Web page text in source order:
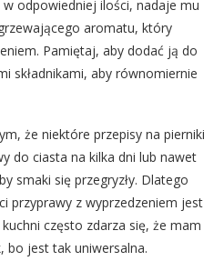
odpowiedniej ilości, nadaje mu
aromatu, który
Pamiętaj, aby dodać ją do
składnikami, aby równomiernie
że niektóre przepisy na pierniki
do ciasta na kilka dni lub nawet
smaki się przegryzły. Dlatego
przyprawy z wyprzedzeniem jest
często zdarza się, że mam
bo jest tak uniwersalna.